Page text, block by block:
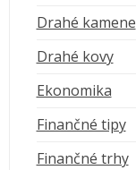
Drahé kamene
Drahé kovy
Ekonomika
Finančné tipy
Finančné trhy